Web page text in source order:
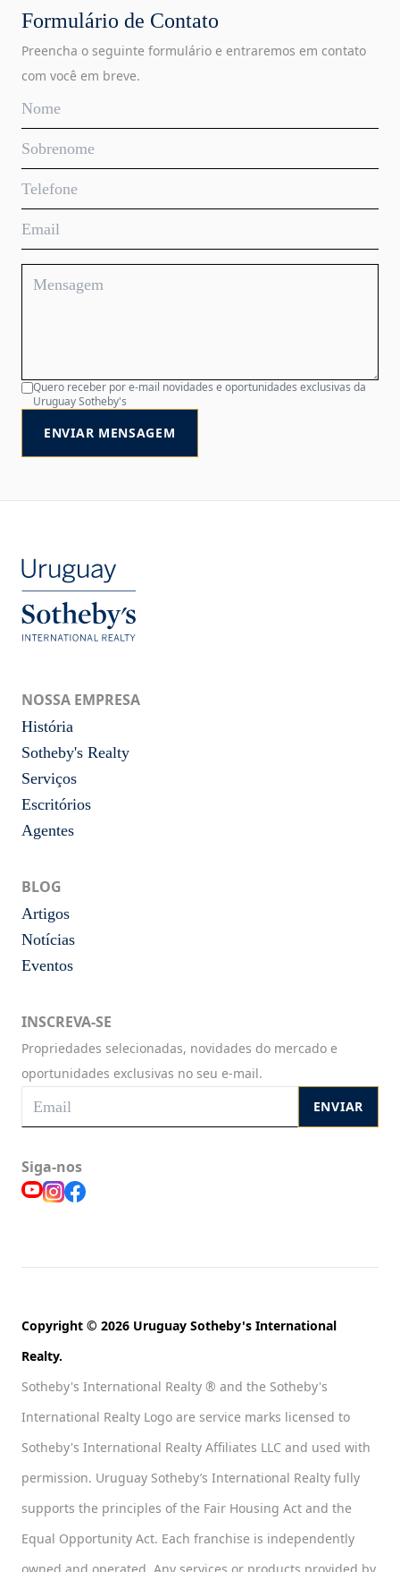
Formulário de Contato
Preencha o seguinte formulário e entraremos em contato
com você em breve.
Quero receber por e-mail novidades e oportunidades exclusivas da
Uruguay Sotheby's
ENVIAR MENSAGEM
NOSSA EMPRESA
História
Sotheby's Realty
Serviços
Escritórios
Agentes
BLOG
Artigos
Notícias
Eventos
INSCREVA-SE
Propriedades selecionadas, novidades do mercado e
oportunidades exclusivas no seu e-mail.
ENVIAR
Siga-nos
Copyright © 2026 Uruguay Sotheby's International
Realty.
Sotheby's International Realty ® and the Sotheby's
International Realty Logo are service marks licensed to
Sotheby's International Realty Affiliates LLC and used with
permission. Uruguay Sotheby’s International Realty fully
supports the principles of the Fair Housing Act and the
Equal Opportunity Act. Each franchise is independently